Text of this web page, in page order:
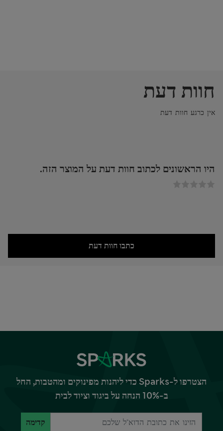
חוות דעת
אין כרגע חוות דעת
היו הראשונים לכתוב חוות דעת על המוצר הזה.
כתבו חוות דעת
הצטרפו ל-Sparks כדי ליהנות מפינוקים ומהטבות, החל
ב-10% הנחה על ביגוד וציוד לבית
קדימה